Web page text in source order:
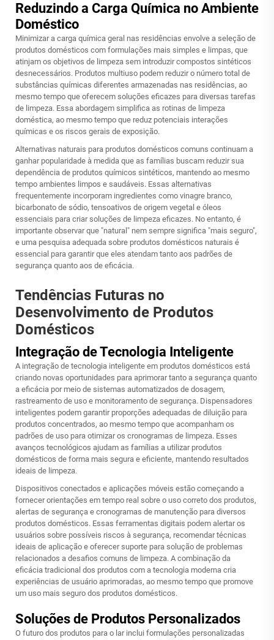
Reduzindo a Carga Química no Ambiente
Doméstico
Minimizar a carga química geral nas residências envolve a seleção de
produtos domésticos com formulações mais simples e limpas, que
atinjam os objetivos de limpeza sem introduzir compostos sintéticos
desnecessários. Produtos multiuso podem reduzir o número total de
substâncias químicas diferentes armazenadas nas residências, ao
mesmo tempo que oferecem soluções eficazes para diversas tarefas
de limpeza. Essa abordagem simplifica as rotinas de limpeza
doméstica, ao mesmo tempo que reduz potenciais interações
químicas e os riscos gerais de exposição.
Alternativas naturais para produtos domésticos comuns continuam a
ganhar popularidade à medida que as famílias buscam reduzir sua
dependência de produtos químicos sintéticos, mantendo ao mesmo
tempo ambientes limpos e saudáveis. Essas alternativas
frequentemente incorporam ingredientes como vinagre branco,
bicarbonato de sódio, tensoativos de origem vegetal e óleos
essenciais para criar soluções de limpeza eficazes. No entanto, é
importante observar que "natural" nem sempre significa "mais seguro",
e uma pesquisa adequada sobre produtos domésticos naturais é
essencial para garantir que eles atendam tanto aos padrões de
segurança quanto aos de eficácia.
Tendências Futuras no
Desenvolvimento de Produtos
Domésticos
Integração de Tecnologia Inteligente
A integração de tecnologia inteligente em produtos domésticos está
criando novas oportunidades para aprimorar tanto a segurança quanto
a eficácia por meio de sistemas automatizados de dosagem,
rastreamento de uso e monitoramento de segurança. Dispensadores
inteligentes podem garantir proporções adequadas de diluição para
produtos concentrados, ao mesmo tempo que acompanham os
padrões de uso para otimizar os cronogramas de limpeza. Esses
avanços tecnológicos ajudam as famílias a utilizar produtos
domésticos de forma mais segura e eficiente, mantendo resultados
ideais de limpeza.
Dispositivos conectados e aplicações móveis estão começando a
fornecer orientações em tempo real sobre o uso correto dos produtos,
alertas de segurança e cronogramas de manutenção para diversos
produtos domésticos. Essas ferramentas digitais podem alertar os
usuários sobre possíveis riscos à segurança, recomendar técnicas
ideais de aplicação e oferecer suporte para solução de problemas
relacionados a desafios comuns de limpeza. A combinação da
eficácia tradicional dos produtos com a tecnologia moderna cria
experiências de usuário aprimoradas, ao mesmo tempo que promove
um uso mais seguro dos produtos domésticos.
Soluções de Produtos Personalizados
O futuro dos produtos para o lar inclui formulações personalizadas